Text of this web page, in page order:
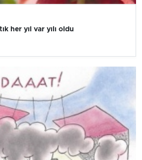
her yıl var yılı oldu